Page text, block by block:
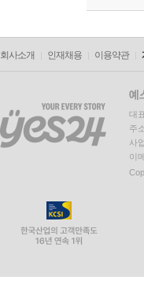
회사소개 인재채용 이용약관
대
주
사
이